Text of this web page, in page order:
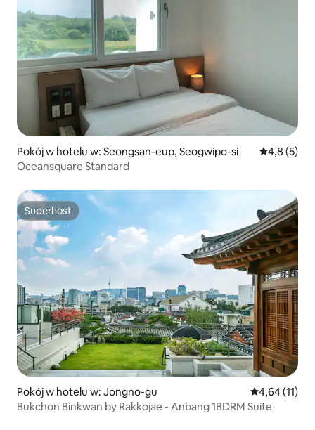
Pokój w hotelu w: Seongsan-eup, Seogwipo-si Średnia
4,8 (5)
Oceansquare Standard
Superhost
Superhost
Pokój w hotelu w: Jongno-gu Średnia
4,64 (11)
Bukchon Binkwan by Rakkojae - Anbang 1BDRM Suite